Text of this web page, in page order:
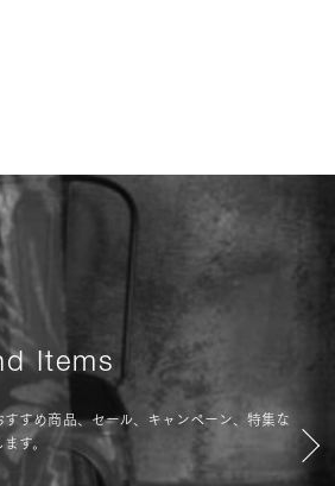
Items
すめ商品、セール、キャンペーン、特集な
す。